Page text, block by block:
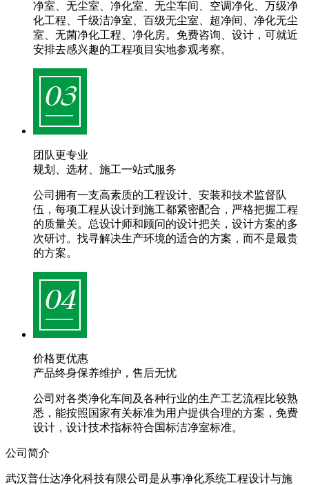
净室、无尘室、净化室、无尘车间、空调净化、万级净
化工程、千级洁净室、百级无尘室、超净间、净化无尘
室、无菌净化工程、净化房。免费咨询、设计，可就近
安排去感兴趣的工程项目实地参观考察。
团队更专业
规划、选材、施工一站式服务
公司拥有一支高素质的工程设计、安装和技术监督队
伍，每项工程从设计到施工都紧密配合，严格把握工程
的质量关。总设计师和顾问的设计把关，设计方案的多
次研讨。找寻解决生产环境的适合的方案，而不是最贵
的方案。
价格更优惠
产品终身保养维护，售后无忧
公司对各类净化车间及各种行业的生产工艺流程比较熟
悉，能按照国家有关标准为用户提供合理的方案，免费
设计，设计技术指标符合国标洁净室标准。
公司简介
武汉普仕达净化科技有限公司是从事净化系统工程设计与施